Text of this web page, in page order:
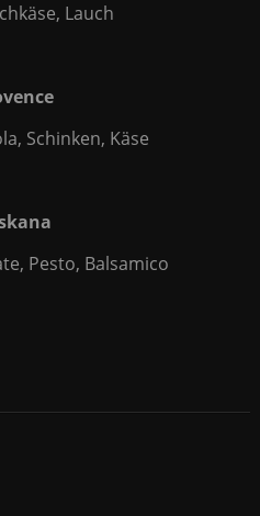
Lauch
Schinken, Käse
Pesto, Balsamico